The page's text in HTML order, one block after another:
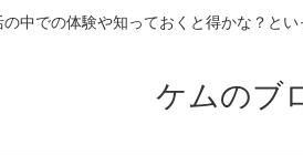
の中での体験や知っておくと得かな？と
ケムのブ